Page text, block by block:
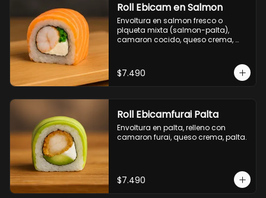
Roll Ebicam en Salmon
Envoltura en salmon fresco o
plqueta mixta (salmon-palta),
camaron cocido, queso crema,
$7.490
Roll Ebicamfurai Palta
Envoltura en palta, relleno con
camaron furai, queso crema, palta.
$7.490